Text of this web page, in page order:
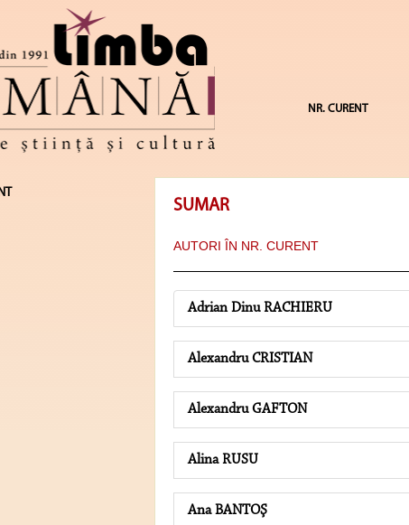
NR. CURENT
SUMAR
AUTORI ÎN NR. CURENT
Adrian Dinu RACHIERU
Alexandru CRISTIAN
Alexandru GAFTON
Alina RUSU
Ana BANTOŞ